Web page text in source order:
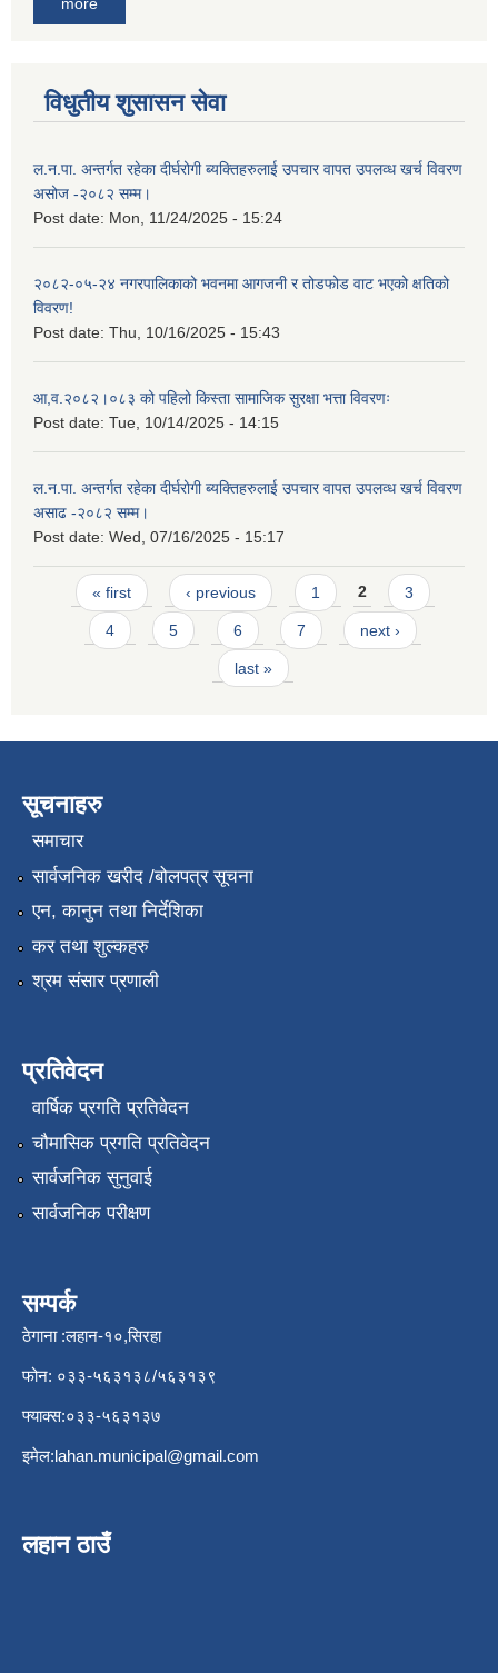
विधुतीय शुसासन सेवा
ल.न.पा. अन्तर्गत रहेका दीर्घरोगी ब्यक्तिहरुलाई उपचार वापत उपलव्ध खर्च विवरण
असोज -२०८२ सम्म।
Post date: Mon, 11/24/2025 - 15:24
२०८२-०५-२४ नगरपालिकाको भवनमा आगजनी र तोडफोड वाट भएको क्षतिको
विवरण!
Post date: Thu, 10/16/2025 - 15:43
आ,व.२०८२।०८३ को पहिलो किस्ता सामाजिक सुरक्षा भत्ता विवरणः
Post date: Tue, 10/14/2025 - 14:15
ल.न.पा. अन्तर्गत रहेका दीर्घरोगी ब्यक्तिहरुलाई उपचार वापत उपलव्ध खर्च विवरण
असाढ -२०८२ सम्म।
Post date: Wed, 07/16/2025 - 15:17
Pages
« first ‹ previous 1 2 3
4 5 6 7 next ›
last »
सूचनाहरु
समाचार
सार्वजनिक खरीद /बोलपत्र सूचना
एन, कानुन तथा निर्देशिका
कर तथा शुल्कहरु
श्रम संसार प्रणाली
प्रतिवेदन
वार्षिक प्रगति प्रतिवेदन
चौमासिक प्रगति प्रतिवेदन
सार्वजनिक सुनुवाई
सार्वजनिक परीक्षण
सम्पर्क
ठेगाना :लहान-१०,सिरहा
फोन: ०३३-५६३१३८/५६३१३९
फ्याक्स:०३३-५६३१३७
इमेल:lahan.municipal@gmail.com
लहान ठाउँ